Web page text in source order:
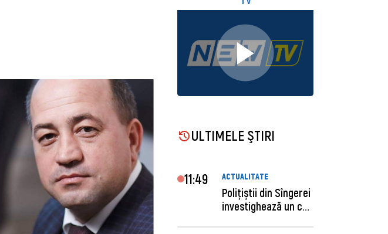
ULTIMELE ŞTIRI
11:49 ACTUALITATE
Polițiștii din Sîngerei
investighează un caz